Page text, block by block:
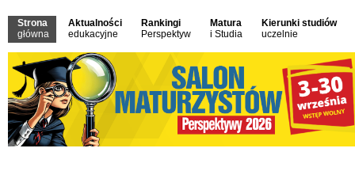
Strona
główna
Aktualności
edukacyjne
Rankingi
Perspektyw
Matura
i Studia
Kierunki studiów
uczelnie